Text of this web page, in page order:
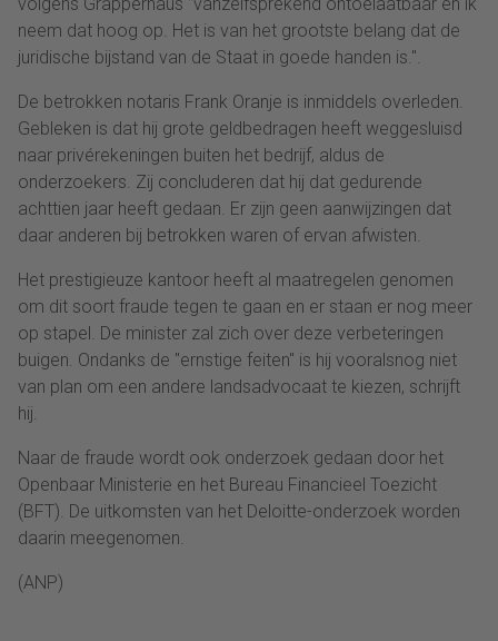
neem dat hoog op. Het is van het grootste belang dat de
juridische bijstand van de Staat in goede handen is.".
De betrokken notaris Frank Oranje is inmiddels overleden.
Gebleken is dat hij grote geldbedragen heeft weggesluisd
naar privérekeningen buiten het bedrijf, aldus de
onderzoekers. Zij concluderen dat hij dat gedurende
achttien jaar heeft gedaan. Er zijn geen aanwijzingen dat
daar anderen bij betrokken waren of ervan afwisten.
Het prestigieuze kantoor heeft al maatregelen genomen
om dit soort fraude tegen te gaan en er staan er nog meer
op stapel. De minister zal zich over deze verbeteringen
buigen. Ondanks de "ernstige feiten" is hij vooralsnog niet
van plan om een andere landsadvocaat te kiezen, schrijft
hij.
Naar de fraude wordt ook onderzoek gedaan door het
Openbaar Ministerie en het Bureau Financieel Toezicht
(BFT). De uitkomsten van het Deloitte-onderzoek worden
daarin meegenomen.
(ANP)